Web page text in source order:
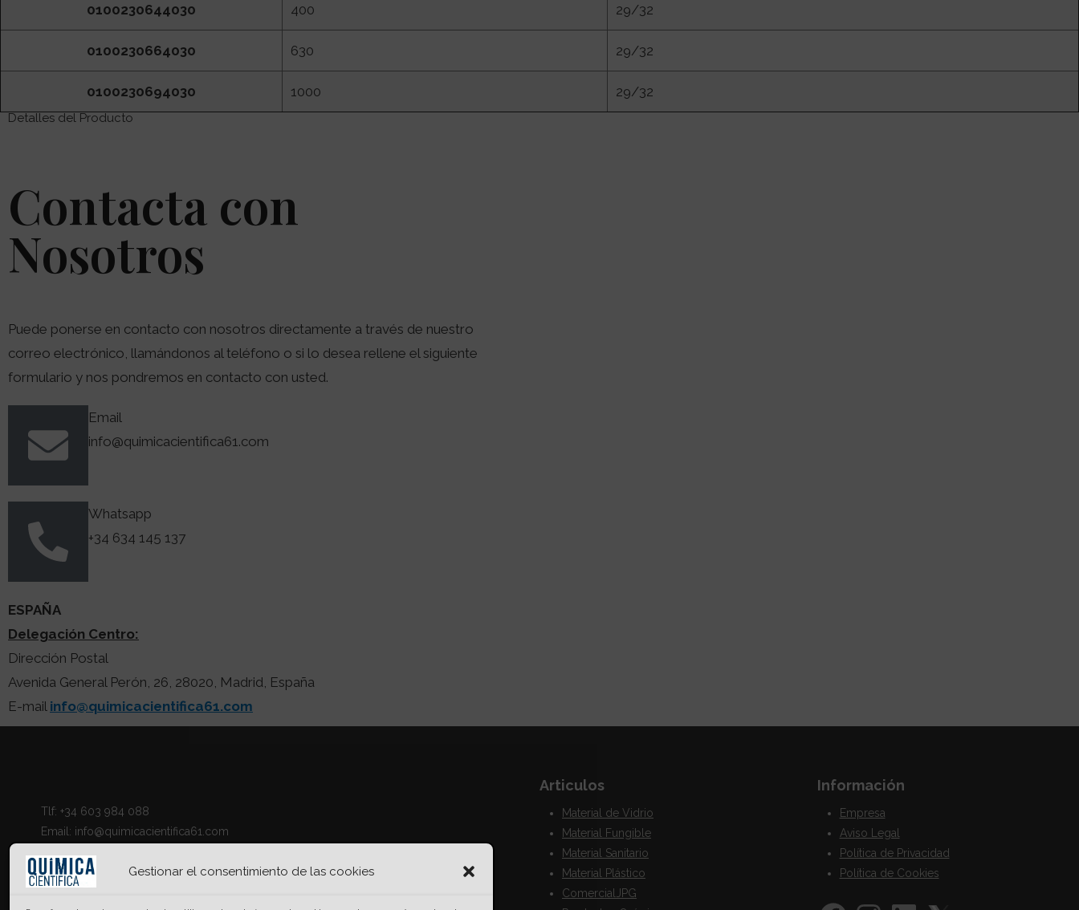
Gestionar el consentimiento de las cookies
0100230644030 400 29/32
0100230664030 630 29/32
0100230694030 1000 29/32
Detalles del Producto
Contacta con
Nosotros
Puede ponerse en contacto con nosotros directamente a través de nuestro
correo electrónico, llamándonos al teléfono o si lo desea rellene el siguiente
formulario y nos pondremos en contacto con usted.
Email
info@quimicacientifica61.com
Whatsapp
+34 634 145 137
ESPAÑA
Delegación Centro:
Dirección Postal
Avenida General Perón, 26, 28020, Madrid, España
E-mail info@quimicacientifica61.com
Tlf: +34 603 984 088
Email: info@quimicacientifica61.com
Articulos
Material de Vidrio
Material Fungible
Material Sanitario
Material Plástico
ComercialJPG
Información
Empresa
Aviso Legal
Política de Privacidad
Política de Cookies